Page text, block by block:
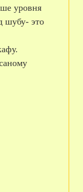
уровня
шубу- это